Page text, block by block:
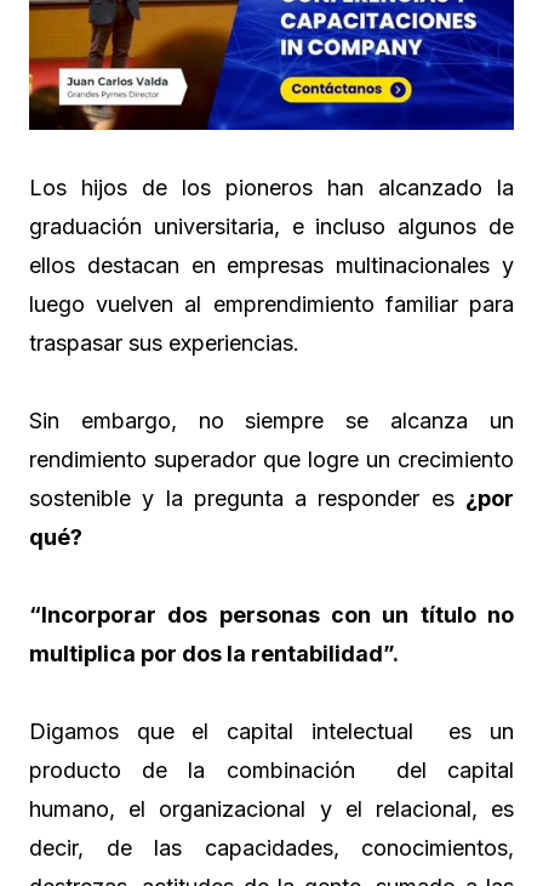
Los hijos de los pioneros han alcanzado la
graduación universitaria, e incluso algunos de
ellos destacan en empresas multinacionales y
luego vuelven al emprendimiento familiar para
traspasar sus experiencias.
Sin embargo, no siempre se alcanza un
rendimiento superador que logre un crecimiento
sostenible y la pregunta a responder es ¿por
qué?
“Incorporar dos personas con un título no
multiplica por dos la rentabilidad”.
Digamos que el capital intelectual es un
producto de la combinación del capital
humano, el organizacional y el relacional, es
decir, de las capacidades, conocimientos,